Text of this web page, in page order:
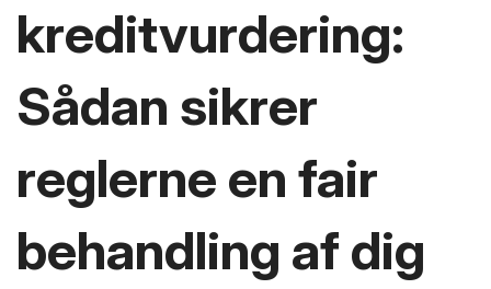
kreditvurdering:
Sådan sikrer
reglerne en fair
behandling af dig